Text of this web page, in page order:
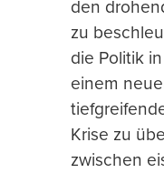
den
zu
die Politik
einem
Krise zu
zwischen